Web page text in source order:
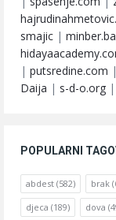
smajic | minber.ba
| putsredine.com |
Daija | s-d-o.org |
POPULARNI
abdest (582) brak
djeca (189) dova